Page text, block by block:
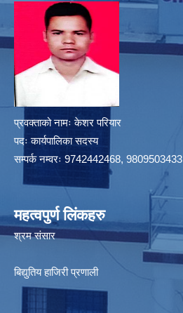
प्रवक्ताको नामः केशर परियार
पदः कार्यपालिका सदस्य
सम्पर्क नम्वरः 9742442468, 9809503433
महत्वपुर्ण लिंकहरु
श्रम संसार
बिद्युतिय हाजिरी प्रणाली